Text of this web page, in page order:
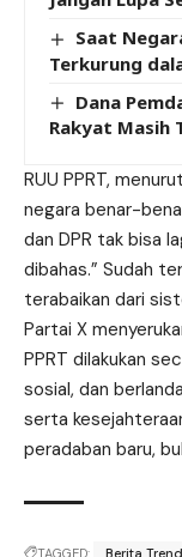
Saat
Terkurung
Dana
Rakyat Masih
RUU PPRT,
negara benar-
dan DPR tak bisa
dibahas.” Sudah
terabaikan dari
Partai X
PPRT dilakukan
sosial, dan
serta
peradaban baru,
TAGGED: Berita